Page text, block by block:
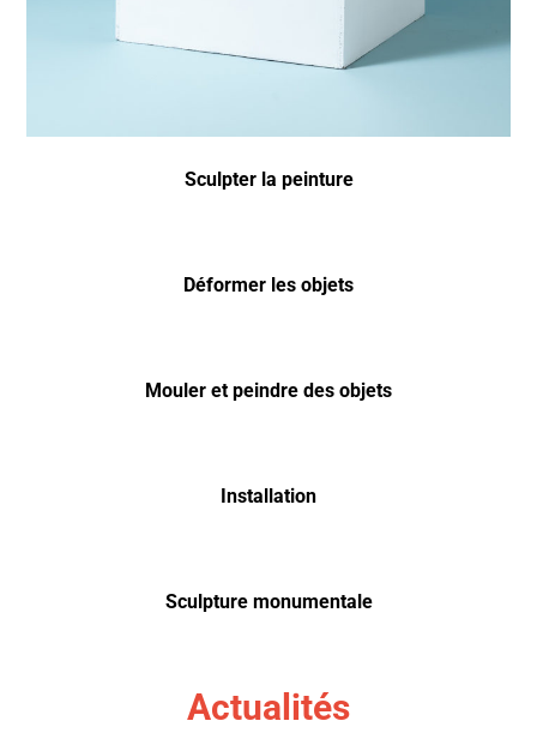
Sculpter la peinture
Déformer les objets
Mouler et peindre des objets
Installation
Sculpture monumentale
Actualités